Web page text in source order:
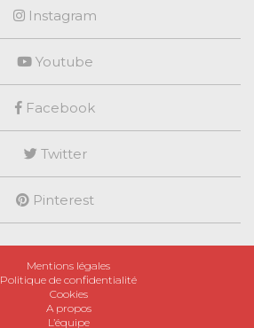
Instagram
Youtube
Facebook
Twitter
Pinterest
Mentions légales
Politique de confidentialité
Cookies
A propos
L’équipe